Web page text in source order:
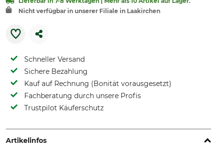
Nicht verfügbar in unserer Filiale in Laakirchen
Schneller Versand
Sichere Bezahlung
Kauf auf Rechnung (Bonität vorausgesetzt)
Fachberatung durch unsere Profis
Trustpilot Käuferschutz
Artikelinfos